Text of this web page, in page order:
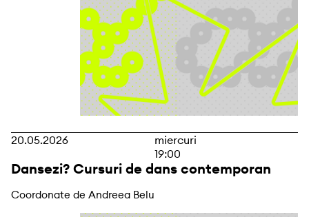
20.05.2026
miercuri
19:00
Dansezi? Cursuri de dans contemporan
Coordonate de Andreea Belu